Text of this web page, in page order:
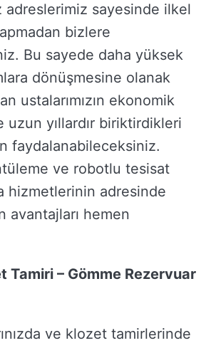
adreslerimiz sayesinde ilkel
bizlere
Bu sayede daha yüksek
dönüşmesine olanak
ustalarımızın ekonomik
uzun yıllardır biriktirdikleri
faydalanabileceksiniz.
ve robotlu tesisat
hizmetlerinin adresinde
avantajları hemen
Tamiri – Gömme Rezervuar
ve klozet tamirlerinde